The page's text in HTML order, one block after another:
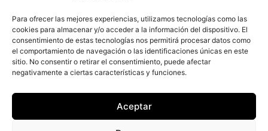
Para ofrecer las mejores experiencias, utilizamos tecnologías como las
cookies para almacenar y/o acceder a la información del dispositivo. El
consentimiento de estas tecnologías nos permitirá procesar datos como
el comportamiento de navegación o las identificaciones únicas en este
sitio. No consentir o retirar el consentimiento, puede afectar
negativamente a ciertas características y funciones.
Aceptar
© 2026 FLEET PEOPLE . La web líder de
las flotas y el renting de automóviles -
C/ Fernández de la Hoz 70, 1ºB - 28003 -